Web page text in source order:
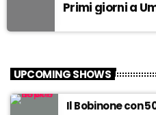
Primi giorni a
UPCOMING SHOWS
Il Bobinone con